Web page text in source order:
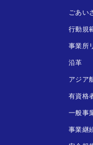
ごあい
行動規
事業所
沿革
アジア
有資格
一般事
事業継